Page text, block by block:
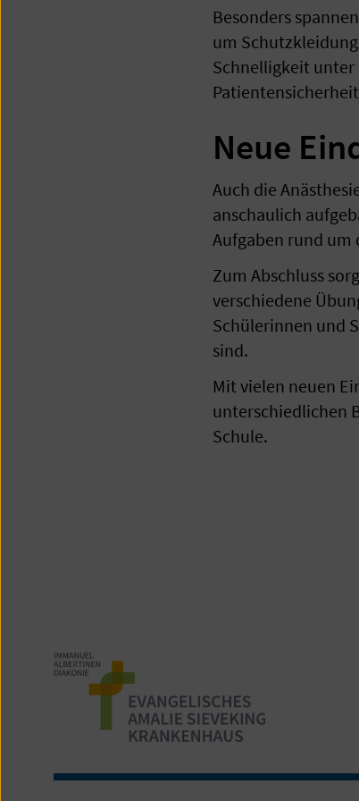
Besonders
um
Schnelligkeit
Neue
Auch die
anschaulich
Aufgaben rund um
Zum Abschluss
verschiedene
Schülerinnen und
sind.
Mit vielen neuen
unterschiedlichen
Schule.